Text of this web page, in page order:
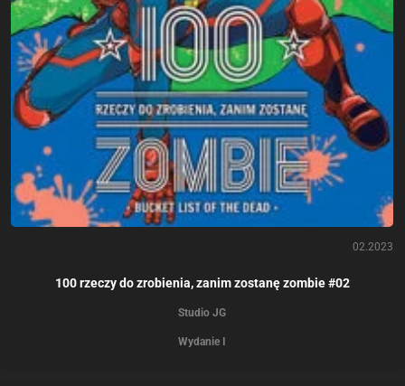
02.2023
100 rzeczy do zrobienia, zanim zostanę zombie #02
Studio JG
Wydanie I